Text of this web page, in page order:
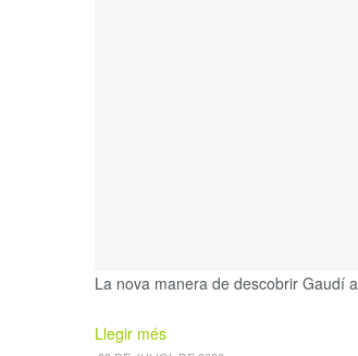
La nova manera de descobrir Gaudí
Llegir mésDetails